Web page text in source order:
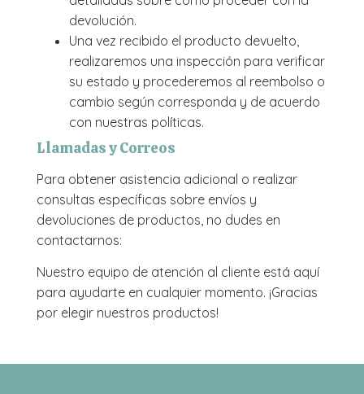
devolución.
Una vez recibido el producto devuelto,
realizaremos una inspección para verificar
su estado y procederemos al reembolso o
cambio según corresponda y de acuerdo
con nuestras políticas.
Llamadas y Correos
Para obtener asistencia adicional o realizar
consultas específicas sobre envíos y
devoluciones de productos, no dudes en
contactarnos:
Nuestro equipo de atención al cliente está aquí
para ayudarte en cualquier momento. ¡Gracias
por elegir nuestros productos!